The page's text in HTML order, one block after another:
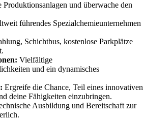
Produktionsanlagen und überwache den
führendes Spezialchemieunternehmen
Schichtbus, kostenlose Parkplätze
Vielfältige
und ein dynamisches
Ergreife die Chance, Teil eines innovativen
deine Fähigkeiten einzubringen.
Ausbildung und Bereitschaft zur